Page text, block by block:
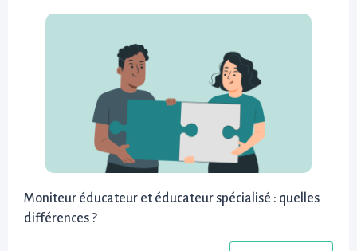
Moniteur éducateur et éducateur spécialisé : quelles
différences ?